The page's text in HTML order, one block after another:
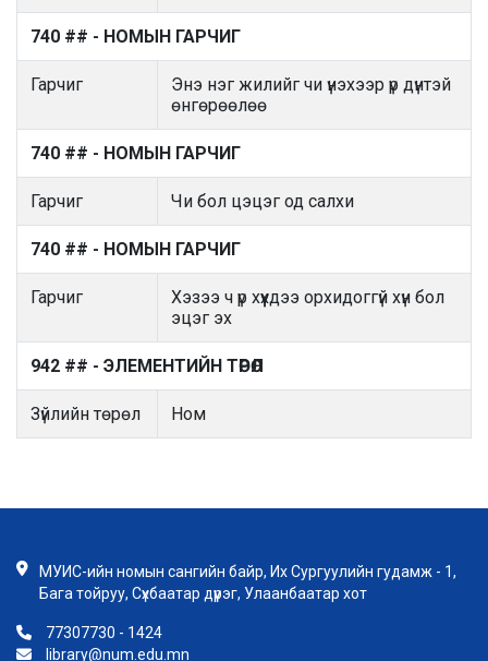
740 ## - НОМЫН ГАРЧИГ
Гарчиг
Энэ нэг жилийг чи үнэхээр үр дүнтэй
өнгөрөөлөө
740 ## - НОМЫН ГАРЧИГ
Гарчиг Чи бол цэцэг од салхи
740 ## - НОМЫН ГАРЧИГ
Гарчиг
Хэзээ ч үр хүүхдээ орхидоггүй хүн бол
эцэг эх
942 ## - ЭЛЕМЕНТИЙН ТӨРӨЛ
Зүйлийн төрөл Ном
МУИС-ийн номын сангийн байр, Их Сургуулийн гудамж - 1,
Бага тойруу, Сүхбаатар дүүрэг, Улаанбаатар хот
77307730 - 1424
library@num.edu.mn